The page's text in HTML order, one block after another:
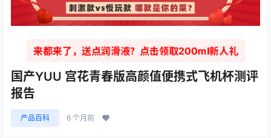
来都来了，送点润滑液？点击领取200ml新人礼
国产YUU 宫花青春版高颜值便携式飞机杯测评
报告
产品百科 6 个月前